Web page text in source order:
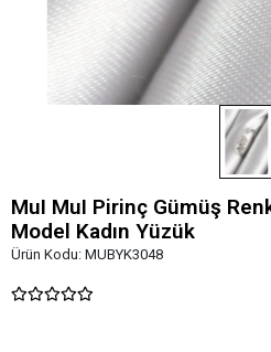
MuI MuI Pirinç Gümüş
Model Kadın Yüzük
Ürün Kodu: MUBYK3048